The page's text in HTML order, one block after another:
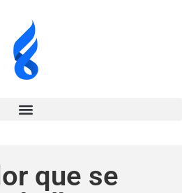
que se